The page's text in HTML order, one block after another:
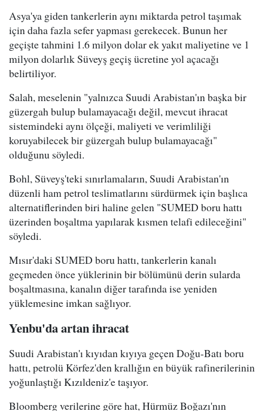
Asya'ya giden tankerlerin aynı miktarda petrol taşımak
için daha fazla sefer yapması gerekecek. Bunun her
geçişte tahmini 1.6 milyon dolar ek yakıt maliyetine ve 1
milyon dolarlık Süveyş geçiş ücretine yol açacağı
belirtiliyor.
Salah, meselenin "yalnızca Suudi Arabistan'ın başka bir
güzergah bulup bulamayacağı değil, mevcut ihracat
sistemindeki aynı ölçeği, maliyeti ve verimliliği
koruyabilecek bir güzergah bulup bulamayacağı"
olduğunu söyledi.
Bohl, Süveyş'teki sınırlamaların, Suudi Arabistan'ın
düzenli ham petrol teslimatlarını sürdürmek için başlıca
alternatiflerinden biri haline gelen "SUMED boru hattı
üzerinden boşaltma yapılarak kısmen telafi edileceğini"
söyledi.
Mısır'daki SUMED boru hattı, tankerlerin kanalı
geçmeden önce yüklerinin bir bölümünü derin sularda
boşaltmasına, kanalın diğer tarafında ise yeniden
yüklemesine imkan sağlıyor.
Yenbu'da artan ihracat
Suudi Arabistan'ı kıyıdan kıyıya geçen Doğu-Batı boru
hattı, petrolü Körfez'den krallığın en büyük rafinerilerinin
yoğunlaştığı Kızıldeniz'e taşıyor.
Bloomberg verilerine göre hat, Hürmüz Boğazı'nın